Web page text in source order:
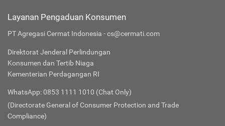
Layanan Pengaduan Konsumen
PT Agregasi Cermat Indonesia - cs@cermati.com
Direktorat Jenderal Perlindungan
Konsumen dan Tertib Niaga
Kementerian Perdagangan RI
WhatsApp: 0853 1111 1010 (Chat Only)
(Directorate General of Consumer Protection and Trade
Compliance)